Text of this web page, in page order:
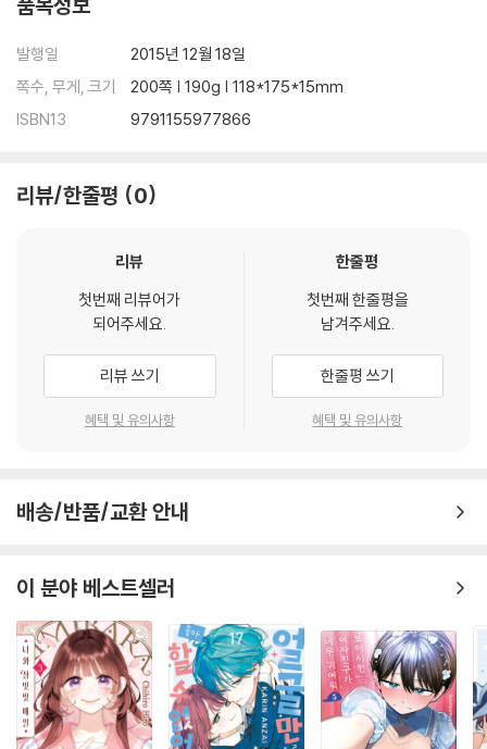
발행일
2015년 12월 18일
쪽수, 무게, 크기
200쪽 | 190g | 118*175*15mm
ISBN13
9791155977866
리뷰/한줄평 0
리뷰
첫번째 리뷰어가
되어주세요.
리뷰 쓰기
혜택 및 유의사항
한줄평
첫번째 한줄평을
남겨주세요.
한줄평 쓰기
혜택 및 유의사항
배송/반품/교환 안내
이 분야 베스트셀러